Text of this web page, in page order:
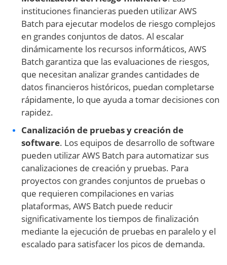
instituciones financieras pueden utilizar AWS
Batch para ejecutar modelos de riesgo complejos
en grandes conjuntos de datos. Al escalar
dinámicamente los recursos informáticos, AWS
Batch garantiza que las evaluaciones de riesgos,
que necesitan analizar grandes cantidades de
datos financieros históricos, puedan completarse
rápidamente, lo que ayuda a tomar decisiones con
rapidez.
Canalización de pruebas y creación de
software. Los equipos de desarrollo de software
pueden utilizar AWS Batch para automatizar sus
canalizaciones de creación y pruebas. Para
proyectos con grandes conjuntos de pruebas o
que requieren compilaciones en varias
plataformas, AWS Batch puede reducir
significativamente los tiempos de finalización
mediante la ejecución de pruebas en paralelo y el
escalado para satisfacer los picos de demanda.